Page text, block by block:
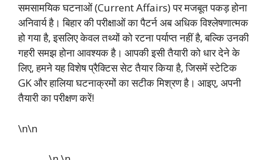
समसामयिक घटनाओं (Current Affairs) पर मजबूत पकड़ होना
अनिवार्य है। बिहार की परीक्षाओं का पैटर्न अब अधिक विश्लेषणात्मक
हो गया है, इसलिए केवल तथ्यों को रटना पर्याप्त नहीं है, बल्कि उनकी
गहरी समझ होना आवश्यक है। आपकी इसी तैयारी को धार देने के
लिए, हमने यह विशेष प्रैक्टिस सेट तैयार किया है, जिसमें स्टेटिक
GK और हालिया घटनाक्रमों का सटीक मिश्रण है। आइए, अपनी
तैयारी का परीक्षण करें!
\n\n